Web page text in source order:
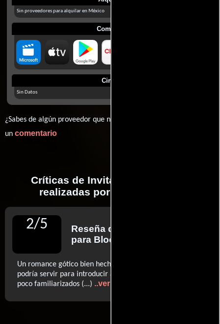
Sin proveedores para alquilar en México
Comprar
Cines
Sin Datos
¿Sabes de algún proveedor que no estamos mostrando? déjanos
un comentario
Críticas de Invitación al infierno
realizadas por profesionales
2/5 Reseña de
para Bloody Disgusting
Un romance gótico bien hecho, escaso en sustos, que
podría servir para introducir al género a los espectadores
poco familiarizados (...) ..ver más